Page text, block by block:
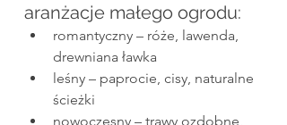
aranżacje małego ogrodu:
romantyczny – róże, lawenda,
drewniana ławka
leśny – paprocie, cisy, naturalne
ścieżki
nowoczesny – trawy ozdobne,